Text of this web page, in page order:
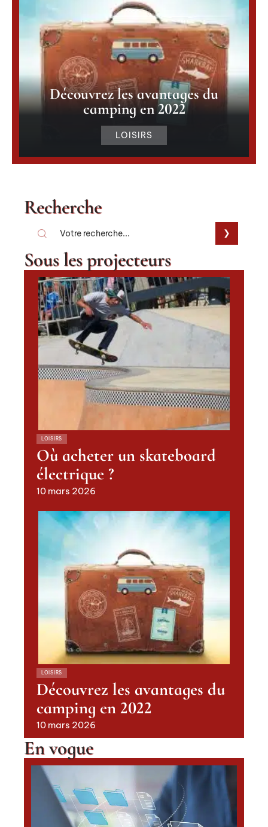
Découvrez les avantages du
camping en 2022
LOISIRS
Recherche
Sous les projecteurs
LOISIRS
Où acheter un skateboard
électrique ?
10 mars 2026
LOISIRS
Découvrez les avantages du
camping en 2022
10 mars 2026
En vogue